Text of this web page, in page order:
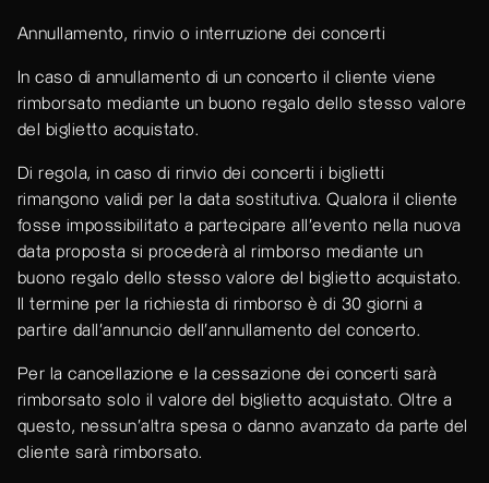
Annullamento, rinvio o interruzione dei concerti
In caso di annullamento di un concerto il cliente viene
rimborsato mediante un buono regalo dello stesso valore
del biglietto acquistato.
Di regola, in caso di rinvio dei concerti i biglietti
rimangono validi per la data sostitutiva. Qualora il cliente
fosse impossibilitato a partecipare all’evento nella nuova
data proposta si procederà al rimborso mediante un
buono regalo dello stesso valore del biglietto acquistato.
Il termine per la richiesta di rimborso è di 30 giorni a
partire dall'annuncio dell’annullamento del concerto.
Per la cancellazione e la cessazione dei concerti sarà
rimborsato solo il valore del biglietto acquistato. Oltre a
questo, nessun'altra spesa o danno avanzato da parte del
cliente sarà rimborsato.